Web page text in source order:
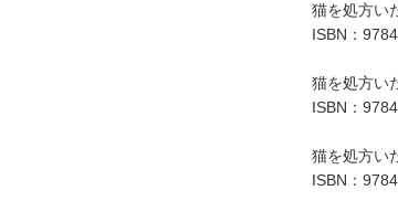
猫を処方い
ISBN：
猫を処方い
ISBN：
猫を処方い
ISBN：